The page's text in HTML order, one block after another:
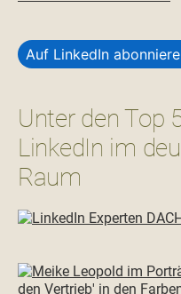
Auf LinkedIn
Unter den Top
LinkedIn im
Raum